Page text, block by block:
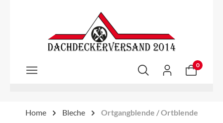
Zum Hauptinhalt springen
0
Home Bleche Ortgangblende / Ortblende